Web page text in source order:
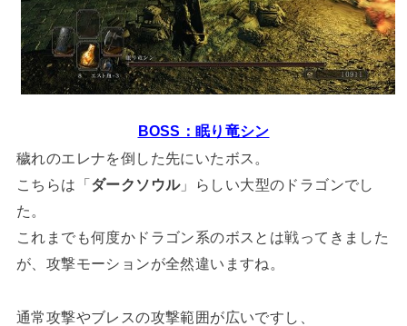
BOSS：眠り竜シン
穢れのエレナを倒した先にいたボス。
こちらは「ダークソウル」らしい大型のドラゴンでし
た。
これまでも何度かドラゴン系のボスとは戦ってきました
が、攻撃モーションが全然違いますね。
通常攻撃やブレスの攻撃範囲が広いですし、